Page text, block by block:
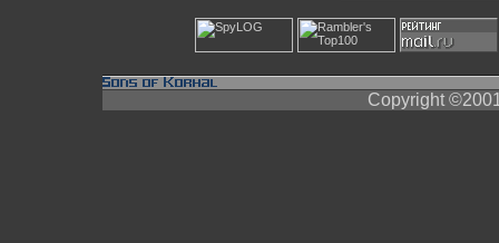
Copyright